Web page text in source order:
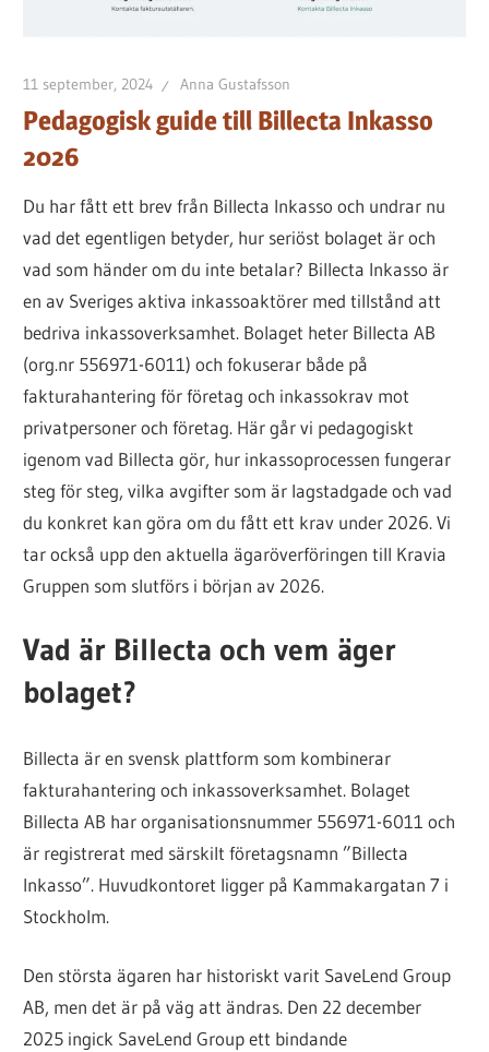
dig
11 september, 2024 Anna Gustafsson
Pedagogisk guide till Billecta Inkasso
2026
Du har fått ett brev från Billecta Inkasso och undrar nu
vad det egentligen betyder, hur seriöst bolaget är och
vad som händer om du inte betalar? Billecta Inkasso är
en av Sveriges aktiva inkassoaktörer med tillstånd att
bedriva inkassoverksamhet. Bolaget heter Billecta AB
(org.nr 556971-6011) och fokuserar både på
fakturahantering för företag och inkassokrav mot
privatpersoner och företag. Här går vi pedagogiskt
igenom vad Billecta gör, hur inkassoprocessen fungerar
steg för steg, vilka avgifter som är lagstadgade och vad
du konkret kan göra om du fått ett krav under 2026. Vi
tar också upp den aktuella ägaröverföringen till Kravia
Gruppen som slutförs i början av 2026.
Vad är Billecta och vem äger
bolaget?
Billecta är en svensk plattform som kombinerar
fakturahantering och inkassoverksamhet. Bolaget
Billecta AB har organisationsnummer 556971-6011 och
är registrerat med särskilt företagsnamn ”Billecta
Inkasso”. Huvudkontoret ligger på Kammakargatan 7 i
Stockholm.
Den största ägaren har historiskt varit SaveLend Group
AB, men det är på väg att ändras. Den 22 december
2025 ingick SaveLend Group ett bindande